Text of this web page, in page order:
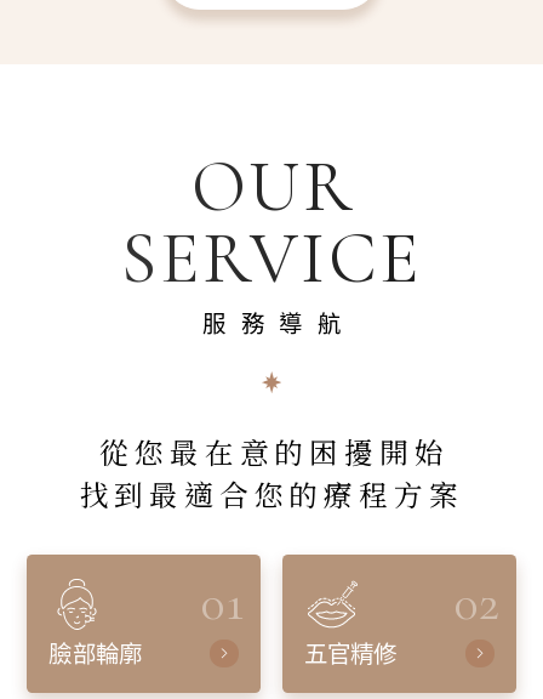
OUR
SERVICE
服務導航
從您最在意的困擾開始
找到最適合您的療程方案
01
臉部輪廓
02
五官精修